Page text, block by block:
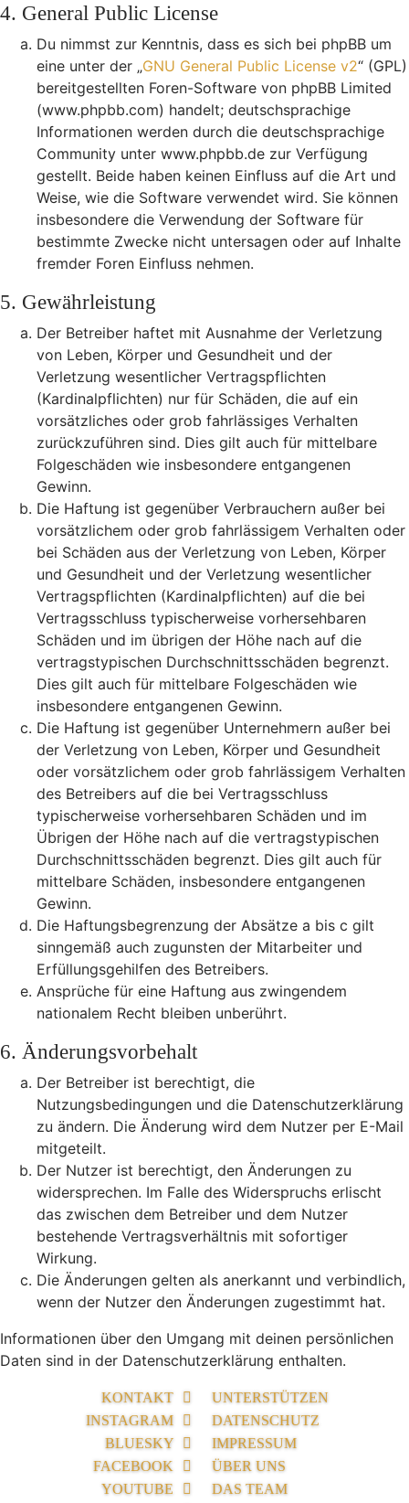
4. General Public License
Du nimmst zur Kenntnis, dass es sich bei phpBB um
eine unter der „GNU General Public License v2“ (GPL)
bereitgestellten Foren-Software von phpBB Limited
(www.phpbb.com) handelt; deutschsprachige
Informationen werden durch die deutschsprachige
Community unter www.phpbb.de zur Verfügung
gestellt. Beide haben keinen Einfluss auf die Art und
Weise, wie die Software verwendet wird. Sie können
insbesondere die Verwendung der Software für
bestimmte Zwecke nicht untersagen oder auf Inhalte
fremder Foren Einfluss nehmen.
5. Gewährleistung
Der Betreiber haftet mit Ausnahme der Verletzung
von Leben, Körper und Gesundheit und der
Verletzung wesentlicher Vertragspflichten
(Kardinalpflichten) nur für Schäden, die auf ein
vorsätzliches oder grob fahrlässiges Verhalten
zurückzuführen sind. Dies gilt auch für mittelbare
Folgeschäden wie insbesondere entgangenen
Gewinn.
Die Haftung ist gegenüber Verbrauchern außer bei
vorsätzlichem oder grob fahrlässigem Verhalten oder
bei Schäden aus der Verletzung von Leben, Körper
und Gesundheit und der Verletzung wesentlicher
Vertragspflichten (Kardinalpflichten) auf die bei
Vertragsschluss typischerweise vorhersehbaren
Schäden und im übrigen der Höhe nach auf die
vertragstypischen Durchschnittsschäden begrenzt.
Dies gilt auch für mittelbare Folgeschäden wie
insbesondere entgangenen Gewinn.
Die Haftung ist gegenüber Unternehmern außer bei
der Verletzung von Leben, Körper und Gesundheit
oder vorsätzlichem oder grob fahrlässigem Verhalten
des Betreibers auf die bei Vertragsschluss
typischerweise vorhersehbaren Schäden und im
Übrigen der Höhe nach auf die vertragstypischen
Durchschnittsschäden begrenzt. Dies gilt auch für
mittelbare Schäden, insbesondere entgangenen
Gewinn.
Die Haftungsbegrenzung der Absätze a bis c gilt
sinngemäß auch zugunsten der Mitarbeiter und
Erfüllungsgehilfen des Betreibers.
Ansprüche für eine Haftung aus zwingendem
nationalem Recht bleiben unberührt.
6. Änderungsvorbehalt
Der Betreiber ist berechtigt, die
Nutzungsbedingungen und die Datenschutzerklärung
zu ändern. Die Änderung wird dem Nutzer per E-Mail
mitgeteilt.
Der Nutzer ist berechtigt, den Änderungen zu
widersprechen. Im Falle des Widerspruchs erlischt
das zwischen dem Betreiber und dem Nutzer
bestehende Vertragsverhältnis mit sofortiger
Wirkung.
Die Änderungen gelten als anerkannt und verbindlich,
wenn der Nutzer den Änderungen zugestimmt hat.
Informationen über den Umgang mit deinen persönlichen
Daten sind in der Datenschutzerklärung enthalten.
KONTAKT
INSTAGRAM
BLUESKY
FACEBOOK
YOUTUBE
UNTERSTÜTZEN
DATENSCHUTZ
IMPRESSUM
ÜBER UNS
DAS TEAM